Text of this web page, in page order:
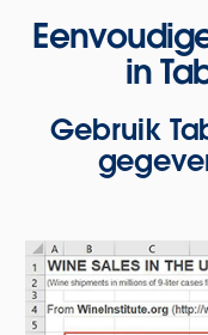
in
Gebruik